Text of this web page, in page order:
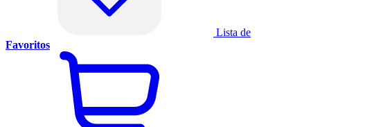
Lista de
Favoritos